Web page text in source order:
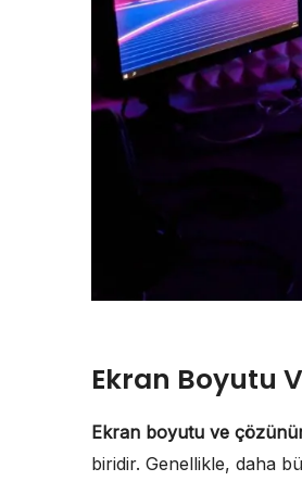
Ekran Boyutu
Ekran boyutu ve
biridir. Genellikle, daha